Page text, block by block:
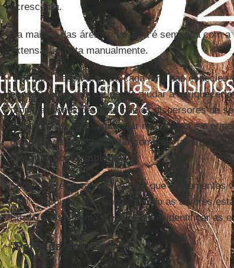
acrescenta.
Na maioria das áreas a mistura é semeada com
extensas, é feita manualmente.
"Por meio dessa técnica, cada uma das espécies
ecossistema, que vai desde ajudar a enriquecer
propiciar condições para que os dispersores de
e mamíferos), possam entrar nessa área e o
dinâmica da floresta. Imitar como ela faria por
Instituto Socioambiental.
Segundo ele, será possível ver que as sementes
isso - depois de três anos, quando as árvores
Em 10 anos, estima, será possível identificar as
"Parte da solução"